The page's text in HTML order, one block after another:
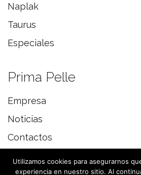
Naplak
Taurus
Especiales
Prima Pelle
Empresa
Noticias
Contactos
Utilizamos cookies para asegurarnos
experiencia en nuestro sitio. Al